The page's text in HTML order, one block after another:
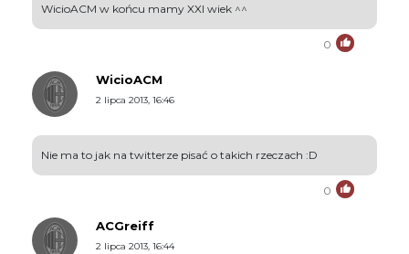
WicioACM w końcu mamy XXI wiek ^^
0
WicioACM
2 lipca 2013, 16:46
Nie ma to jak na twitterze pisać o takich rzeczach :D
0
ACGreiff
2 lipca 2013, 16:44